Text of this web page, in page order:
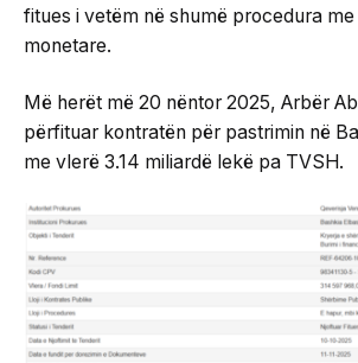
fitues i vetëm në shumë procedura
monetare.
Më herët më 20 nëntor 2025, Arbër
përfituar kontratën për pastrimin në
me vlerë 3.14 miliardë lekë pa TVSH.